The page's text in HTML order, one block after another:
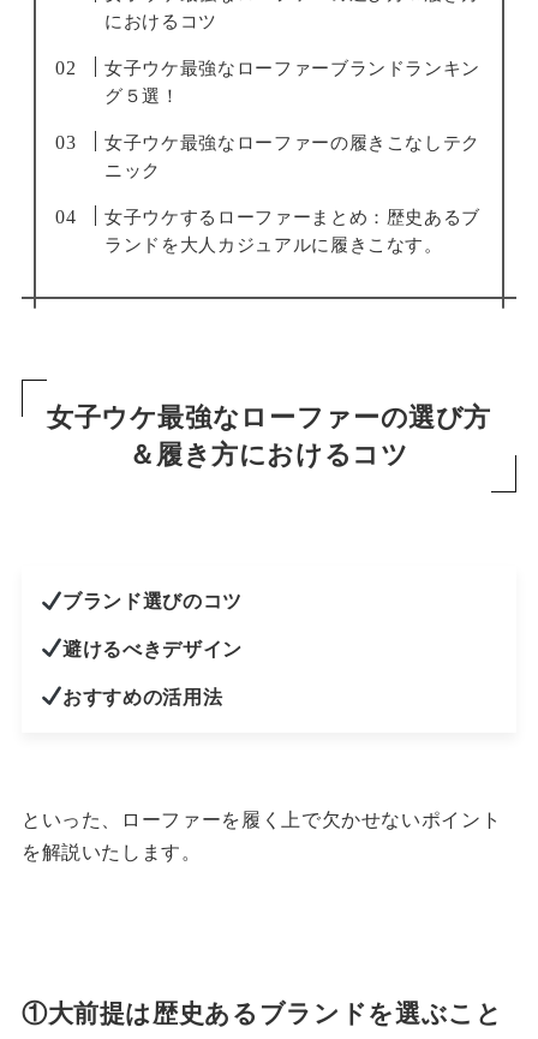
におけるコツ
女子ウケ最強なローファーブランドランキン
グ５選！
女子ウケ最強なローファーの履きこなしテク
ニック
女子ウケするローファーまとめ：歴史あるブ
ランドを大人カジュアルに履きこなす。
女子ウケ最強なローファーの選び方
＆履き方におけるコツ
ブランド選びのコツ
避けるべきデザイン
おすすめの活用法
といった、ローファーを履く上で欠かせないポイント
を解説いたします。
①大前提は歴史あるブランドを選ぶこと